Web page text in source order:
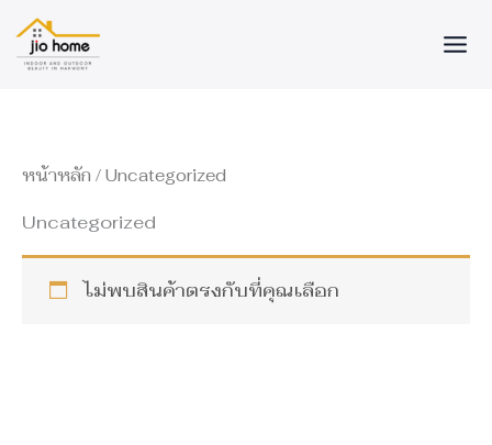
Skip
to
content
หน้าหลัก / Uncategorized
Uncategorized
ไม่พบสินค้าตรงกับที่คุณเลือก